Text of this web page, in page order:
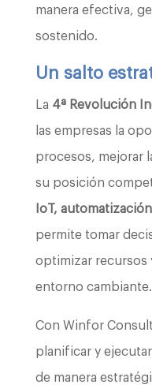
manera efectiva,
sostenido.
Un salto
La 4ª Revolución
las empresas la
procesos, mejorar
su posición
IoT,
permite tomar
optimizar recursos
entorno cambiante.
Con Winfor
planificar y
de manera